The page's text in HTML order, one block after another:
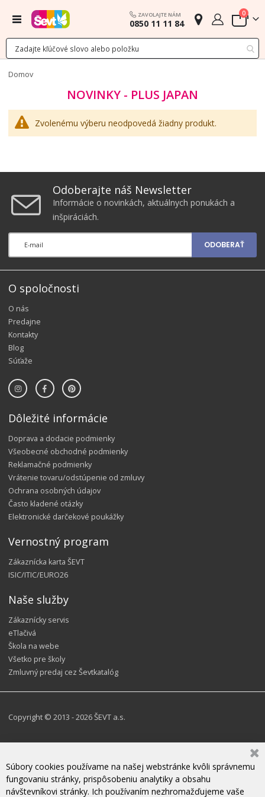
Menu ZAVOLAJTE NÁM
0850 11 11 84 Cart
0
Domov
NOVINKY - PLUS JAPAN
Zvolenému výberu neodpovedá žiadny produkt.
Odoberajte náš Newsletter
Informácie o novinkách, aktuálnych ponukách a
inšpiráciách.
ODOBERAŤ
O spoločnosti
O nás
Predajne
Kontakty
Blog
Súťaže
Dôležité informácie
Doprava a dodacie podmienky
Všeobecné obchodné podmienky
Reklamačné podmienky
Vrátenie tovaru/odstúpenie od zmluvy
Ochrana osobných údajov
Často kladené otázky
Elektronické darčekové poukážky
Vernostný program
Zákaznícka karta ŠEVT
ISIC/ITIC/EURO26
Naše služby
Zákaznícky servis
eTlačivá
Škola na webe
Všetko pre školy
Zmluvný predaj cez Ševtkatalóg
Copyright © 2013 - 2026 ŠEVT a.s.
Súbory cookies používame na našej webstránke kvôli správnemu
fungovaniu stránky, prispôsobeniu analytiky a obsahu
návštevníkovi stránky. Ich používaním nezhromažďujeme vaše